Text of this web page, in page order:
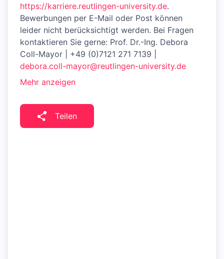
https://karriere.reutlingen-university.de.
Bewerbungen per E-Mail oder Post können
leider nicht berücksichtigt werden. Bei Fragen
kontaktieren Sie gerne: Prof. Dr.-Ing. Debora
Coll-Mayor | +49 (0)7121 271 7139 |
debora.coll-mayor@reutlingen-university.de
Mehr anzeigen
Teilen